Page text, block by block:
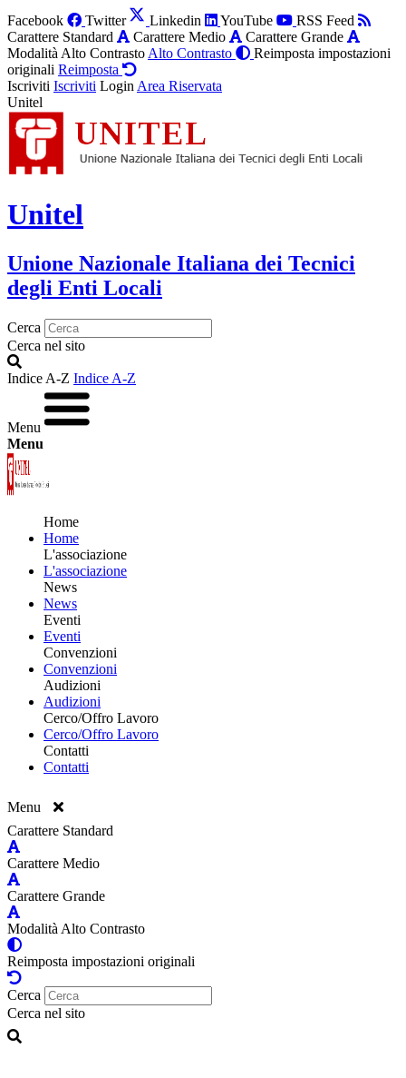
Facebook Twitter Linkedin YouTube
RSS Feed
Carattere Standard
Carattere Medio
Carattere Grande
Modalità Alto Contrasto Alto Contrasto
Reimposta impostazioni
originali Reimposta
Iscriviti Iscriviti Login Area Riservata
Unitel
Unitel
Unione Nazionale Italiana dei Tecnici
degli Enti Locali
Cerca
Cerca nel sito
Indice A-Z Indice A-Z
Menu
Menu
Home
Home
L'associazione
L'associazione
News
News
Eventi
Eventi
Convenzioni
Convenzioni
Audizioni
Audizioni
Cerco/Offro Lavoro
Cerco/Offro Lavoro
Contatti
Contatti
Menu
Carattere Standard
Carattere Medio
Carattere Grande
Modalità Alto Contrasto
Reimposta impostazioni originali
Cerca
Cerca nel sito